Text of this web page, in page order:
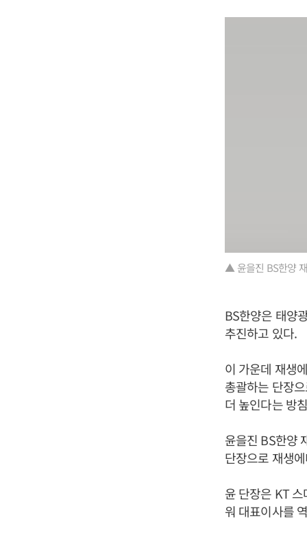
▲ 윤을진 BS한양
BS한양은 태양
추진하고 있다.
이 가운데 재생
총괄하는 단장
더 높인다는 방
윤을진 BS한양
단장으로 재생
윤 단장은 KT
워 대표이사를